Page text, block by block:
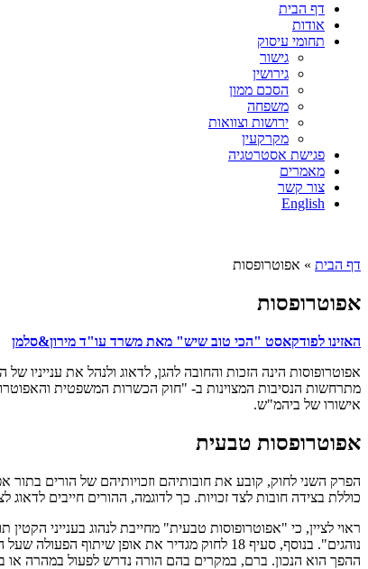
דף הבית
אודות
תחומי עיסוק
גישור
גירושין
הסכם ממון
משפחה
ירושות וצוואות
מקרקעין
פגישת אסטרטגיה
מאמרים
צור קשר
English
דף הבית » אפוטרופסות
אפוטרופסות
האזינו לפודקאסט "הכי טוב שיש" מאת משרד עו"ד מירון&סלמן
אפוטרופוסות הינה הזכות והחובה להגן, לדאוג ולנהל את ענייניו
מתרחשות הנסיבות המצוינות ב- "חוק הכשרות המשפטית והאפוטרופסות,
אישורו של ביהמ"ש.
אפוטרופסות טבעית
הפרק השני לחוק, קובע את חובותיהם וזכויותיהם של הורים בתור
כוללת בצידה חובות לצד זכויות. כך לדוגמה, ההורים חייבים לדאוג
ראוי לציין, כי "אפוטרופוסות טבעית" מחייבת לנהוג בענייני
נוהגים". בנוסף, סעיף 18 לחוק מגדיר את
ההפך הוא הנכון. ברם, במקרים בהם הורה נדרש לפעול במהרה